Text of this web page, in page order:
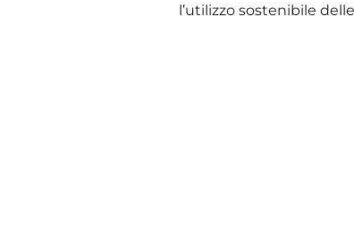
l’utilizzo sostenibile